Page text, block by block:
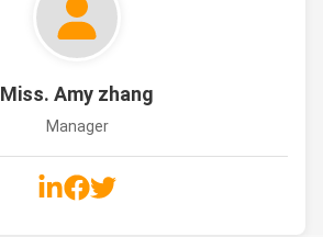
Miss. Amy zhang
Manager